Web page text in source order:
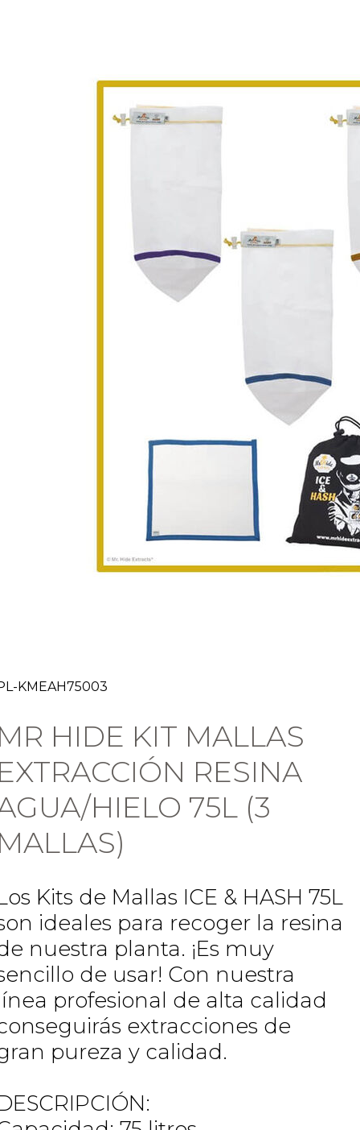
KMEAH75003
HIDE KIT MALLAS
RESINA
HIELO 75L (3
Kits de Mallas ICE & HASH 75L
ideales para recoger la resina
nuestra planta. ¡Es muy
de usar! Con nuestra
profesional de alta calidad
extracciones de
pureza y calidad.